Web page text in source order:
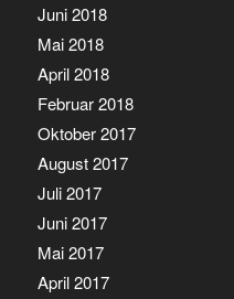
Juni 2018
Mai 2018
April 2018
Februar 2018
Oktober 2017
August 2017
Juli 2017
Juni 2017
Mai 2017
April 2017